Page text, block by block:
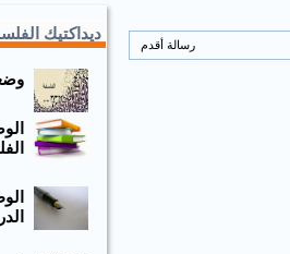
رسالة أقدم
ديداكتيك